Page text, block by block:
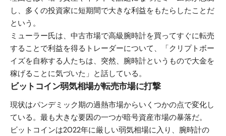
し、多くの投資家に短期間で大きな利益をもたらしたことだ
という。
ミューラー氏は、中古市場で高級腕時計を買ってすぐに転売
することで利益を得るトレーダーについて、「クリプトボー
イズを自称する人たちは、突然、腕時計というもので大金を
稼げることに気づいた」と話している。
ビットコイン弱気相場が転売市場に打撃
現状はパンデミック期の過熱市場からいくつかの点で変化し
ている。最も大きな要因の一つが暗号資産市場の暴落だ。
ビットコインは2022年に厳しい弱気相場に入り、腕時計の